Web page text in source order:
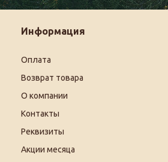
Информация
Оплата
Возврат товара
О компании
Контакты
Реквизиты
Акции месяца